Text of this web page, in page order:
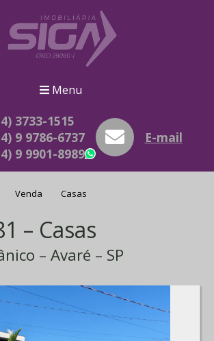
Menu
3733-1515
9 9786-6737
9 9901-8989
WhatsApp
E-mail
Venda Casas
– Casas
– Avaré – SP